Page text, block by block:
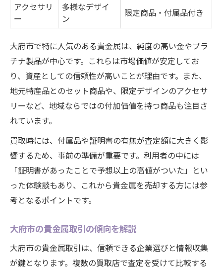
アクセサリ
ー
多様なデザイ
ン
限定商品・付属品付き
大府市で特に人気のある貴金属は、純度の高い金やプラ
チナ製品が中心です。これらは市場価値が安定してお
り、資産としての信頼性が高いことが理由です。また、
地元特産品とのセット商品や、限定デザインのアクセサ
リーなど、地域ならではの付加価値を持つ商品も注目さ
れています。
買取時には、付属品や証明書の有無が査定額に大きく影
響するため、事前の準備が重要です。利用者の中には
「証明書があったことで予想以上の高値がついた」とい
った体験談もあり、これから貴金属を売却する方には参
考となるポイントです。
大府市の貴金属取引の傾向を解説
大府市の貴金属取引は、信頼できる企業選びと情報収集
が鍵となります。複数の買取店で査定を受けて比較する